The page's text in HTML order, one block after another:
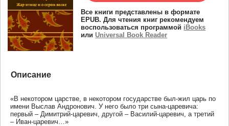
Все книги представлены в формате
EPUB. Для чтения книг рекомендуем
воспользоваться программой iBooks
илиUniversal Book Reader
Описание
«В некотором царстве, в некотором государстве был-жил царь по
имени Выслав Андронович. У него было три сына-царевича:
первый – Димитрий-царевич, другой – Василий-царевич, а третий
– Иван-царевич…»